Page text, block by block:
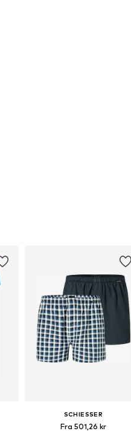
SCHIESSER
Fra 501,26 kr